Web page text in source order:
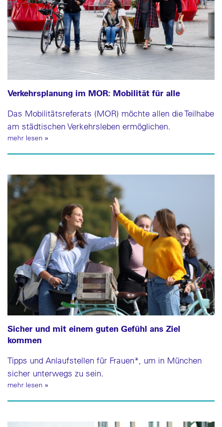
Verkehrsplanung im MOR: Mobilität für alle
Das Mobilitätsreferats (MOR) möchte allen die Teilhabe
am städtischen Verkehrsleben ermöglichen.
mehr lesen »
Sicher und mit einem guten Gefühl ans Ziel
kommen
Tipps und Anlaufstellen für Frauen*, um in München
sicher unterwegs zu sein.
mehr lesen »